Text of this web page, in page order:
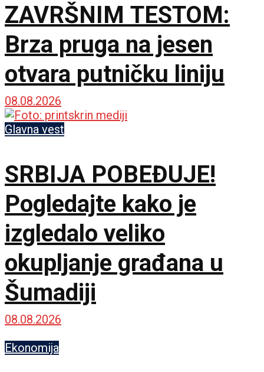
ZAVRŠNIM TESTOM:
Brza pruga na jesen
otvara putničku liniju
08.08.2026
Glavna vest
SRBIJA POBEĐUJE!
Pogledajte kako je
izgledalo veliko
okupljanje građana u
Šumadiji
08.08.2026
Ekonomija